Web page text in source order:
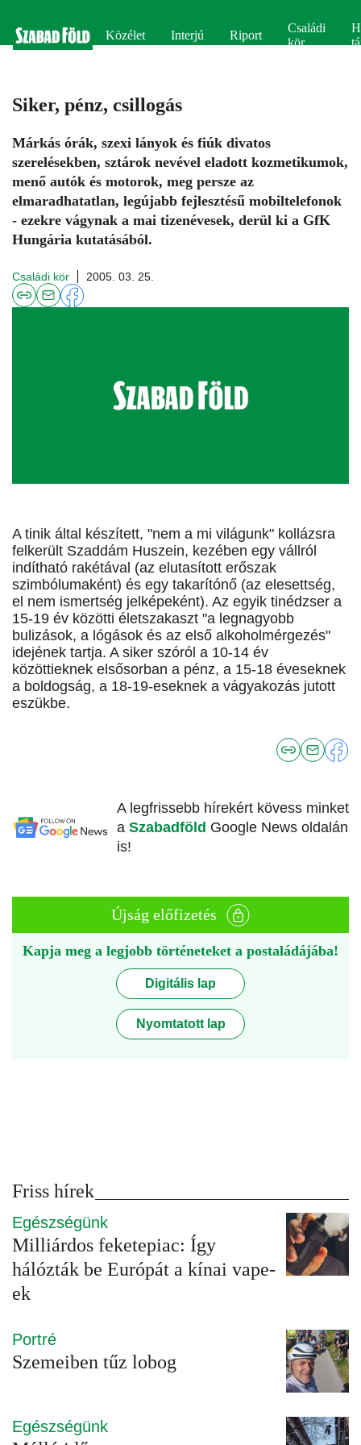
Közélet Interjú Riport
Családi
kör
Siker, pénz, csillogás
Márkás órák, szexi lányok és fiúk divatos
szerelésekben, sztárok nevével eladott kozmetikumok,
menő autók és motorok, meg persze az
elmaradhatatlan, legújabb fejlesztésű mobiltelefonok
- ezekre vágynak a mai tizenévesek, derül ki a GfK
Hungária kutatásából.
Családi kör 2005. 03. 25.
A tinik által készített, "nem a mi világunk" kollázsra
felkerült Szaddám Huszein, kezében egy vállról
indítható rakétával (az elutasított erőszak
szimbólumaként) és egy takarítónő (az elesettség,
el nem ismertség jelképeként). Az egyik tinédzser a
15-19 év közötti életszakaszt "a legnagyobb
bulizások, a lógások és az első alkoholmérgezés"
idejének tartja. A siker szóról a 10-14 év
közöttieknek elsősorban a pénz, a 15-18 éveseknek
a boldogság, a 18-19-eseknek a vágyakozás jutott
eszükbe.
A legfrissebb hírekért kövess minket
a Szabadföld Google News oldalán
is!
Újság előfizetés
Kapja meg a legjobb történeteket a postaládájába!
Digitális lap
Nyomtatott lap
Friss hírek
Egészségünk
Milliárdos feketepiac: Így
hálózták be Európát a kínai vape-
ek
Portré
Szemeiben tűz lobog
Egészségünk